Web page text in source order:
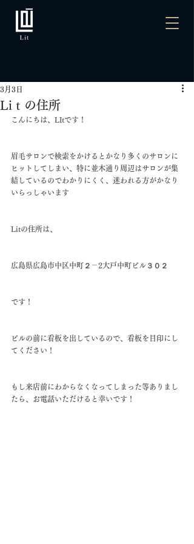
Liｔの住所
3月3日
こんにちは、LItです！
眉毛サロンで検索をかけるとかなり多くのサロンに
ヒットしてしまい、特に並木通り周辺はサロンが集
結しているのでわかりにくく、迷われる方がかなり
いらっしゃいます
Litの住所は、
広島県広島市中区中町２－2大戸中町ビル３０２
です！
ビルの前に看板を出しているので、看板を目印にし
てください！
もし来店前にわからなくなってしまった等ありまし
たら、お電話いただけると幸いです！